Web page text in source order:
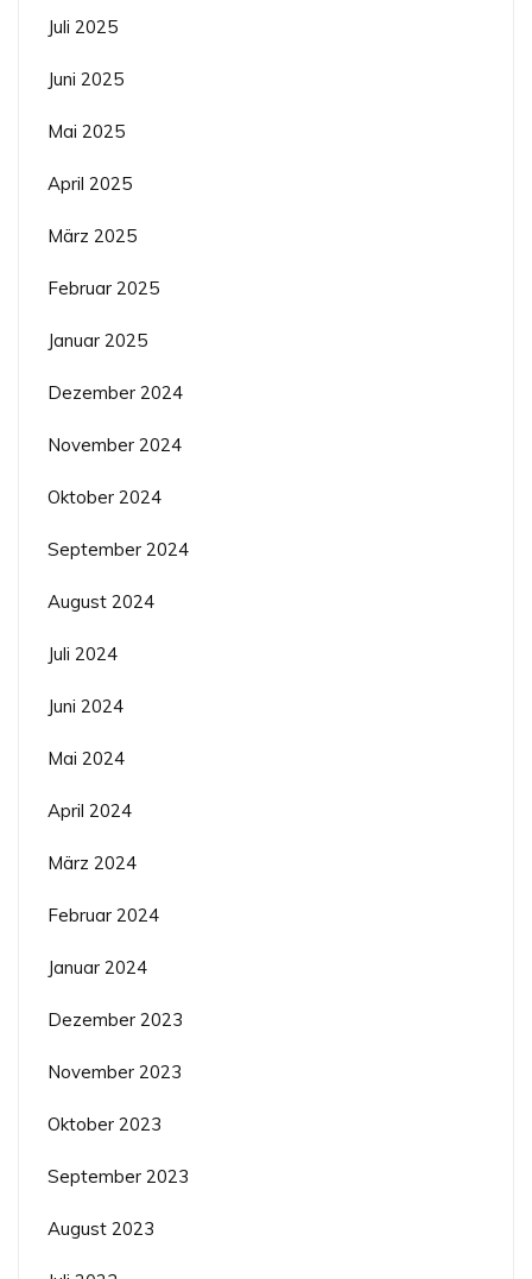
Juli 2025
Juni 2025
Mai 2025
April 2025
März 2025
Februar 2025
Januar 2025
Dezember 2024
November 2024
Oktober 2024
September 2024
August 2024
Juli 2024
Juni 2024
Mai 2024
April 2024
März 2024
Februar 2024
Januar 2024
Dezember 2023
November 2023
Oktober 2023
September 2023
August 2023